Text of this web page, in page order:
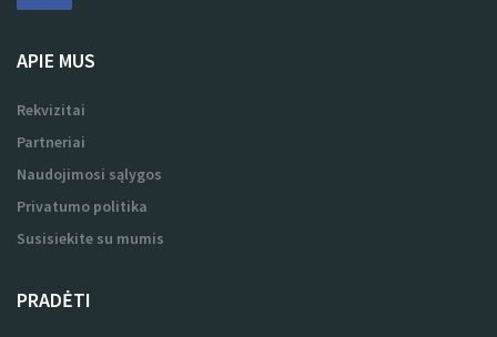
APIE MUS
Rekvizitai
Partneriai
Naudojimosi sąlygos
Privatumo politika
Susisiekite su mumis
PRADĖTI